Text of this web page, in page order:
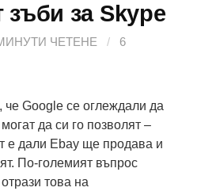
зъби за Skype
ЧЕТЕНЕ /
6
Google се оглеждали да
да си го позволят –
е дали Ebay ще продава и
По-големият въпрос
това на